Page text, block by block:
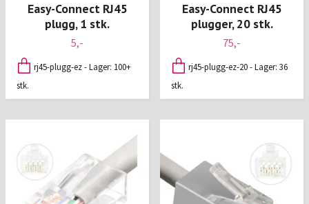
Easy-Connect RJ45
plugg, 1 stk.
5,-
rj45-plugg-ez - Lager: 100+
stk.
Easy-Connect RJ45
plugger, 20 stk.
75,-
rj45-plugg-ez-20 - Lager: 36
stk.